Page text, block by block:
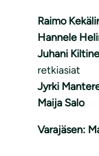
Raimo
Hannele
Juhani
retkiasiat
Jyrki
Maija Salo
Varajäsen: